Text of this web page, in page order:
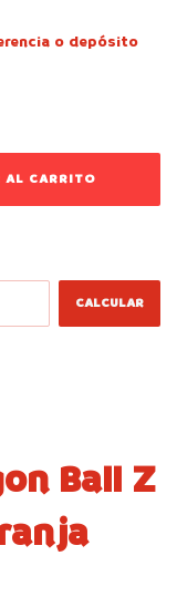
o depósito
CALCULAR
Ball Z